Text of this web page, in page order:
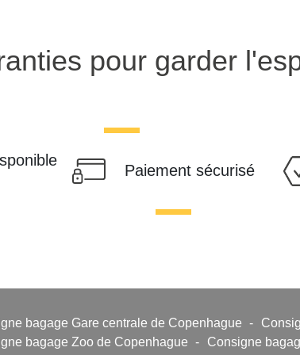
pour garder
Paiement sécurisé
bagage Gare centrale de Copenhague -
bagage Zoo de Copenhague
- Consigne